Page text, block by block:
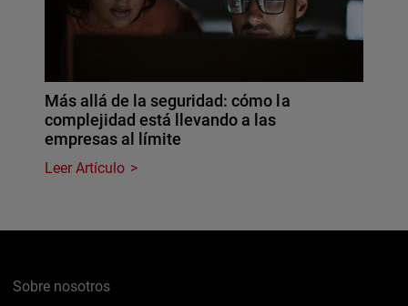
Más allá de la seguridad: cómo la
complejidad está llevando a las
empresas al límite
Leer Artículo
Sobre nosotros